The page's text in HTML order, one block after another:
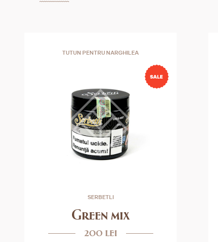
TUTUN PENTRU NARGHILEA
SERBETLI
Green mix
200 lei